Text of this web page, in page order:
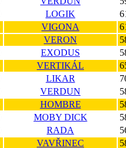
LOGIK
VIGONA
VERON
EXODUS
VERTIKÁL
LIKAR
VERDUN
HOMBRE
MOBY DICK
RADA
VAVŘINEC